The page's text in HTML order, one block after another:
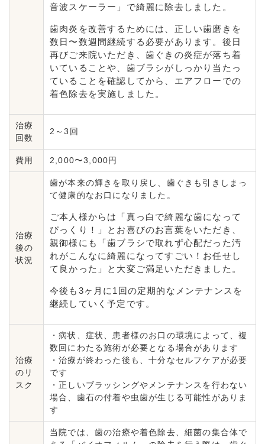
音波スケーラー」で綺麗に除去しました。
歯肉炎を改善するためには、正しい歯磨きを
数日〜数週間継続する必要があります。後日
再びご来院いただき、歯ぐきの炎症が落ち着
いていることや、歯ブラシがしっかり当たっ
ていることを確認してから、エアフローでの
着色除去を実施しました。
治療
回数
2～3回
費用 2,000〜3,000円
治療
後の
状況
歯が本来の輝きを取り戻し、歯ぐきも引きしまっ
て健康的なお口になりました。
ご本人様からは「真っ白で綺麗な歯になって
びっくり！」とお喜びのお言葉をいただき、
親御様にも「歯ブラシで取れず心配だった汚
れがこんなに綺麗になってすごい！お任せし
て良かった」と大変ご満足いただきました。
今後も3ヶ月に1回の定期的なメンテナンスを
継続していく予定です。
治療
のリ
スク
・病状、症状、患者様のお口の環境によって、複
数回にわたる施術が必要となる場合があります
・治療が終わった後も、十分なセルフケアが必要
です
・正しいブラッシングやメンテナンスを行わない
場合、歯石の付着や虫歯が生じる可能性がありま
す
当院では、歯の治療や着色除去、細菌の集合体で